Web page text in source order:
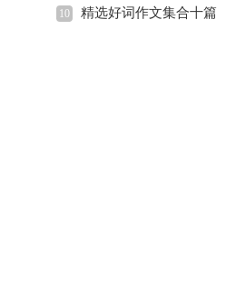
10 精选好词作文集合十篇